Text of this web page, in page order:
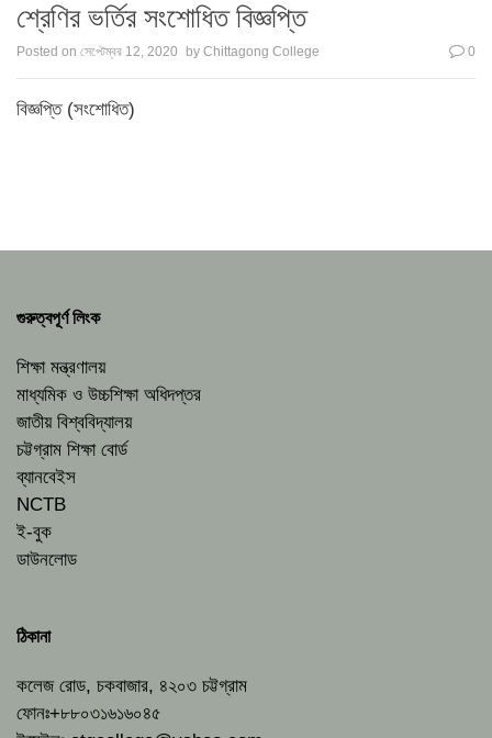
শ্রেণির ভর্তির সংশোধিত বিজ্ঞপ্তি
Posted on সেপ্টেম্বর 12, 2020 by Chittagong College 0
বিজ্ঞপ্তি (সংশোধিত)
গুরুত্বপূর্ণ লিংক
শিক্ষা মন্ত্রণালয়
মাধ্যমিক ও উচ্চশিক্ষা অধিদপ্তর
জাতীয় বিশ্ববিদ্যালয়
চট্টগ্রাম শিক্ষা বোর্ড
ব্যানবেইস
NCTB
ই-বুক
ডাউনলোড
ঠিকানা
কলেজ রোড, চকবাজার, ৪২০৩ চট্টগ্রাম
ফোনঃ+৮৮০৩১৬১৬০৪৫